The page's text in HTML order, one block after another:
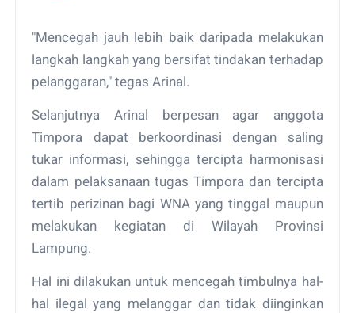
"Mencegah jauh lebih baik daripada melakukan
langkah langkah yang bersifat tindakan terhadap
pelanggaran," tegas Arinal.
Selanjutnya Arinal berpesan agar anggota
Timpora dapat berkoordinasi dengan saling
tukar informasi, sehingga tercipta harmonisasi
dalam pelaksanaan tugas Timpora dan tercipta
tertib perizinan bagi WNA yang tinggal maupun
melakukan kegiatan di Wilayah Provinsi
Lampung.
Hal ini dilakukan untuk mencegah timbulnya hal-
hal ilegal yang melanggar dan tidak diinginkan